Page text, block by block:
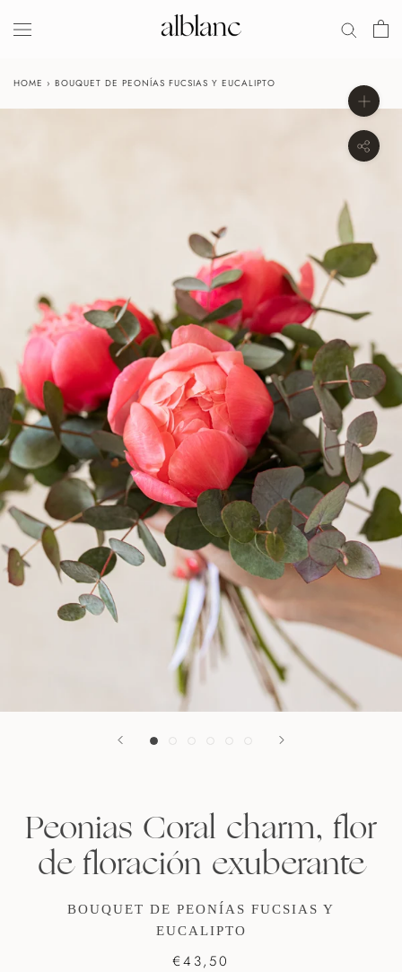
HOME › BOUQUET DE PEONÍAS FUCSIAS Y EUCALIPTO
Peonias Coral charm, flor
de floración exuberante
BOUQUET DE PEONÍAS FUCSIAS Y
EUCALIPTO
€43,50